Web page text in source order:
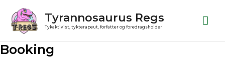
indholdet
Tyrannosaurus Regs
Tykaktivist, tykterapeut, forfatter og foredragsholder
Booking